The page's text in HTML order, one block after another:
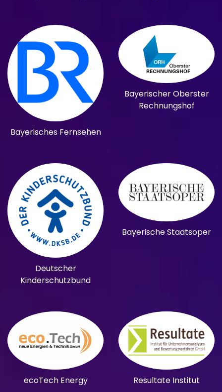
Bayerisches Fernsehen
Bayerischer Oberster
Rechnungshof
Deutscher
Kinderschutzbund
Bayerische Staatsoper
ecoTech Energy Resultate Institut